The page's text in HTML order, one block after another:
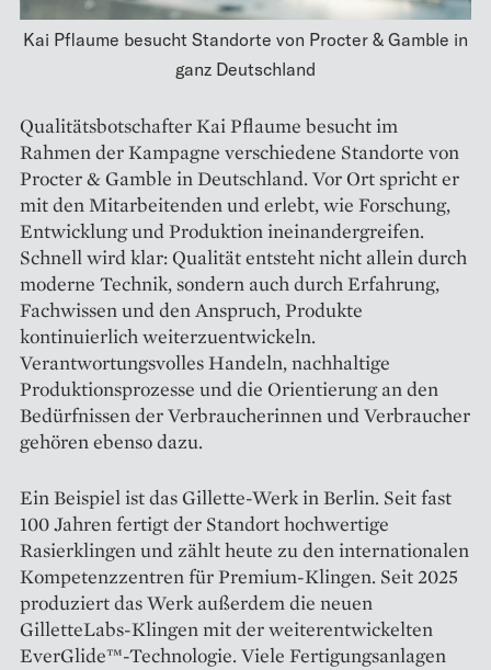
Kai Pflaume besucht Standorte von Procter & Gamble in
ganz Deutschland
Qualitätsbotschafter Kai Pflaume besucht im
Rahmen der Kampagne verschiedene Standorte von
Procter & Gamble in Deutschland. Vor Ort spricht er
mit den Mitarbeitenden und erlebt, wie Forschung,
Entwicklung und Produktion ineinandergreifen.
Schnell wird klar: Qualität entsteht nicht allein durch
moderne Technik, sondern auch durch Erfahrung,
Fachwissen und den Anspruch, Produkte
kontinuierlich weiterzuentwickeln.
Verantwortungsvolles Handeln, nachhaltige
Produktionsprozesse und die Orientierung an den
Bedürfnissen der Verbraucherinnen und Verbraucher
gehören ebenso dazu.
Ein Beispiel ist das Gillette-Werk in Berlin. Seit fast
100 Jahren fertigt der Standort hochwertige
Rasierklingen und zählt heute zu den internationalen
Kompetenzzentren für Premium-Klingen. Seit 2025
produziert das Werk außerdem die neuen
GilletteLabs-Klingen mit der weiterentwickelten
EverGlide™-Technologie. Viele Fertigungsanlagen